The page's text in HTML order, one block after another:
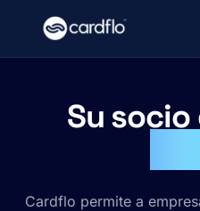
Su
Cardflo permite a